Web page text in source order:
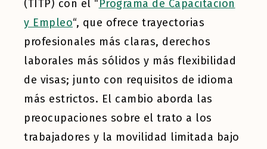
(TITP) con el “ Programa de Capacitación
y Empleo“, que ofrece trayectorias
profesionales más claras, derechos
laborales más sólidos y más flexibilidad
de visas; junto con requisitos de idioma
más estrictos. El cambio aborda las
preocupaciones sobre el trato a los
trabajadores y la movilidad limitada bajo